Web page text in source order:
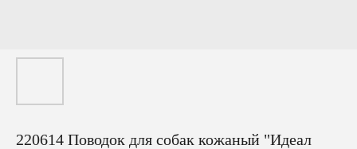
220614 Поводок для собак кожаный "Идеал